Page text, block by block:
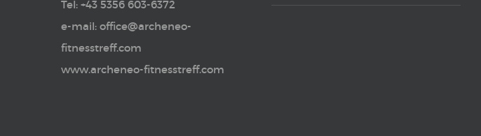
Tel: +43 5356 603-6372
e-mail: office@archeneo-
fitnesstreff.com
www.archeneo-fitnesstreff.com